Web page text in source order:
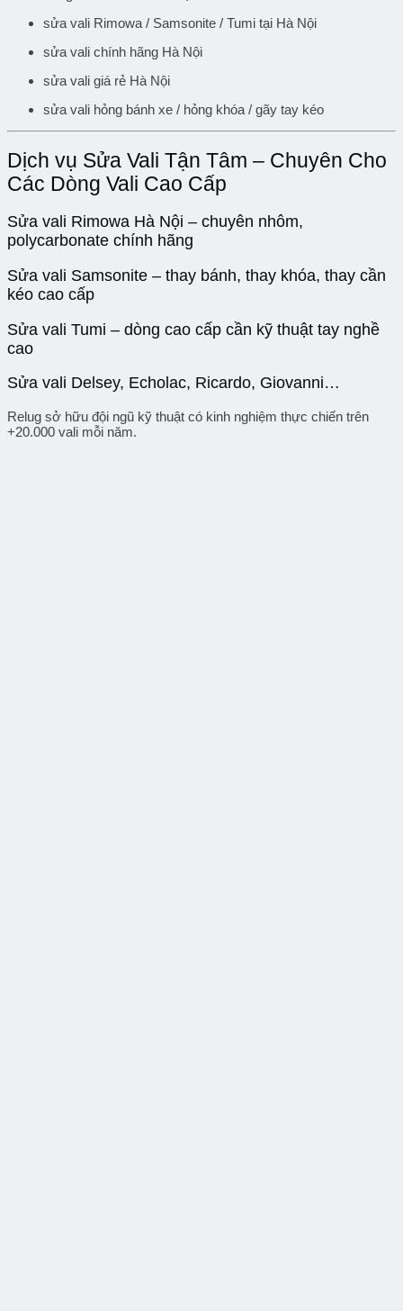
sửa vali Rimowa / Samsonite / Tumi tại Hà Nội
sửa vali chính hãng Hà Nội
sửa vali giá rẻ Hà Nội
sửa vali hỏng bánh xe / hỏng khóa / gãy tay kéo
Dịch vụ Sửa Vali Tận Tâm – Chuyên Cho
Các Dòng Vali Cao Cấp
Sửa vali Rimowa Hà Nội – chuyên nhôm,
polycarbonate chính hãng
Sửa vali Samsonite – thay bánh, thay khóa, thay cần
kéo cao cấp
Sửa vali Tumi – dòng cao cấp cần kỹ thuật tay nghề
cao
Sửa vali Delsey, Echolac, Ricardo, Giovanni…
Relug sở hữu đội ngũ kỹ thuật có kinh nghiệm thực chiến trên
+20.000 vali mỗi năm.